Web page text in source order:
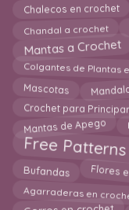
Chalecos en crochet
Chandal a crochet
Mantas a Crochet
Colgantes de Plantas
Mascotas
Crochet para
Mantas de Apego
Free
Bufandas Flores
Agarraderas en